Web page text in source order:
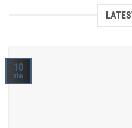
10
Th6